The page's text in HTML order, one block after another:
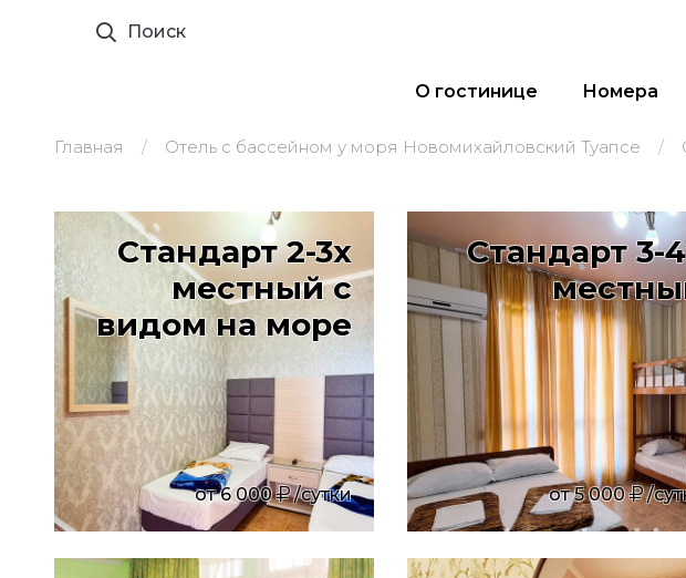
Поиск
О гостинице Номера
Главная Отель с бассейном у моря Новомихайловский Туапсе
Стандарт 2-3х
местный с
видом на море
от 6 000 /сутки
Стандарт 3-
от 5 000 /